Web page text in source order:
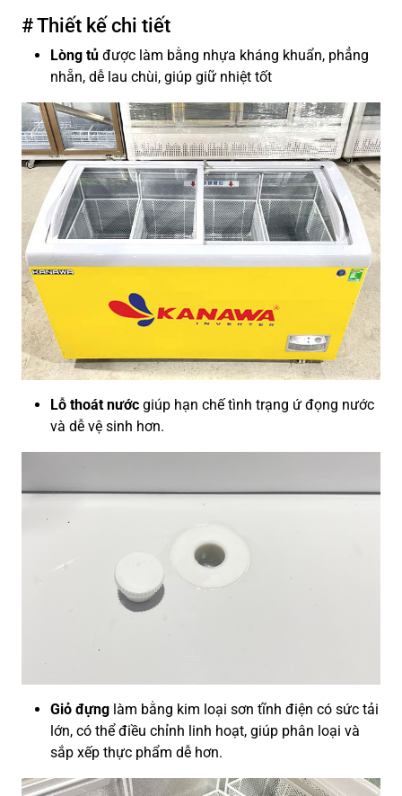
# Thiết kế chi tiết
Lòng tủ được làm bằng nhựa kháng khuẩn, phẳng
nhẵn, dễ lau chùi, giúp giữ nhiệt tốt
Lỗ thoát nước giúp hạn chế tình trạng ứ đọng nước
và dễ vệ sinh hơn.
Giỏ đựng làm bằng kim loại sơn tĩnh điện có sức tải
lớn, có thể điều chỉnh linh hoạt, giúp phân loại và
sắp xếp thực phẩm dễ hơn.